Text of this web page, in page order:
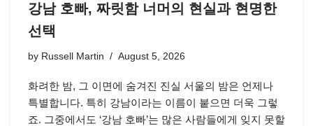
강남 호빠, 짜릿함 너머의 현실과 현명한
선택
by Russell Martin August 5, 2026
화려한 밤, 그 이면에 숨겨진 진실 서울의 밤은 언제나
특별합니다. 특히 강남이라는 이름이 붙으면 더욱 그렇
죠. 그중에서도 ‘강남 호빠’는 많은 사람들에게 잊지 못할